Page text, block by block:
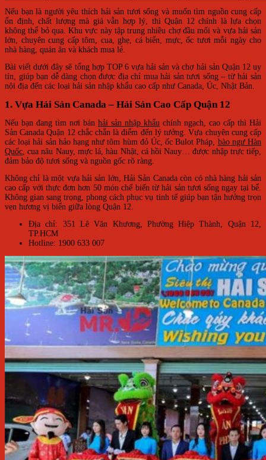
Nếu bạn là người yêu thích hải sản tươi sống và muốn tìm nguồn cung cấp
ổn định, chất lượng mà giá vẫn hợp lý, thì Quận 12 chính là lựa chọn
không thể bỏ qua. Khu vực này tập trung nhiều chợ đầu mối và vựa hải sản
lớn, chuyên cung cấp tôm, cua, ghẹ, cá biển, mực, ốc tươi mỗi ngày cho
nhà hàng, quán ăn và khách mua lẻ.
Bài viết dưới đây sẽ tổng hợp TOP 6 vựa hải sản và chợ hải sản Quận 12 uy
tín, giúp bạn dễ dàng chọn được địa chỉ mua hải sản tươi sống – từ hải sản
nội địa đến các loại hải sản nhập khẩu cao cấp như Canada, Úc, Nhật Bản.
1. Vựa Hải Sản Canada – Hải Sản Cao Cấp Quận 12
Nếu bạn đang tìm nơi bán hải sản nhập khẩu chính ngạch, cao cấp thì Hải
Sản Canada Quận 12 chắc chắn là điểm đến lý tưởng. Vựa chuyên cung cấp
các loại hải sản hảo hạng như tôm hùm đỏ Úc, ốc Bulot Pháp, bào ngư Hàn
Quốc, cua nâu Nauy, mực lá, hàu Nhật, cá hồi Nauy… được nhập trực tiếp,
đảm bảo độ tươi sống và nguồn gốc rõ ràng.
Không chỉ là một vựa hải sản lớn, Hải Sản Canada còn có nhà hàng hải sản
cao cấp với thực đơn hơn 50 món chế biến từ hải sản tươi sống ngay tại bể.
Không gian sang trọng, phong cách phục vụ tinh tế giúp bạn tận hưởng trọn
vẹn hương vị biển giữa lòng Quận 12.
Địa chỉ: 351 Lê Văn Khương, Phường Hiệp Thành, Quận 12,
TP.HCM
Hotline: 1900 633 007